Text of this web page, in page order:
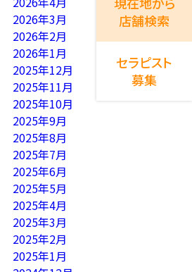
2026年3月
2026年2月
2026年1月
2025年12月
2025年11月
2025年10月
2025年9月
2025年8月
2025年7月
2025年6月
2025年5月
2025年4月
2025年3月
2025年2月
2025年1月
店舗検索
セラピスト
募集